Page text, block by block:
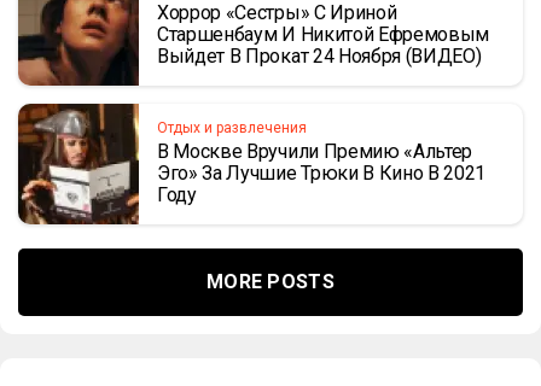
Хоррор «Сестры» С Ириной
Старшенбаум И Никитой Ефремовым
Выйдет В Прокат 24 Ноября (ВИДЕО)
Отдых и развлечения
В Москве Вручили Премию «Альтер
Эго» За Лучшие Трюки В Кино В 2021
Году
MORE POSTS